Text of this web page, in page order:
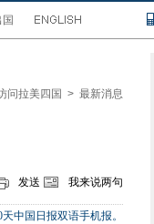
问拉美四国 > 最新消息
发送 我来说两句
中国日报双语手机报。